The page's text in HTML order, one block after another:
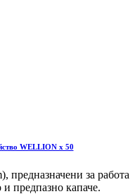
WELLION x 50
предназначени за работа
предпазно капаче.